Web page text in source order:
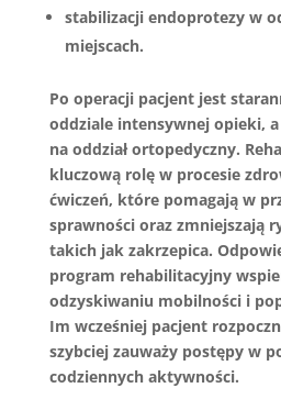
stabilizacji endoprotezy w
miejscach.
Po operacji pacjent jest
oddziale intensywnej opieki,
na oddział ortopedyczny.
kluczową rolę w procesie
ćwiczeń, które pomagają w
sprawności oraz zmniejszają
takich jak zakrzepica.
program rehabilitacyjny
odzyskiwaniu mobilności i
Im wcześniej pacjent
szybciej zauważy postępy w
codziennych aktywności.